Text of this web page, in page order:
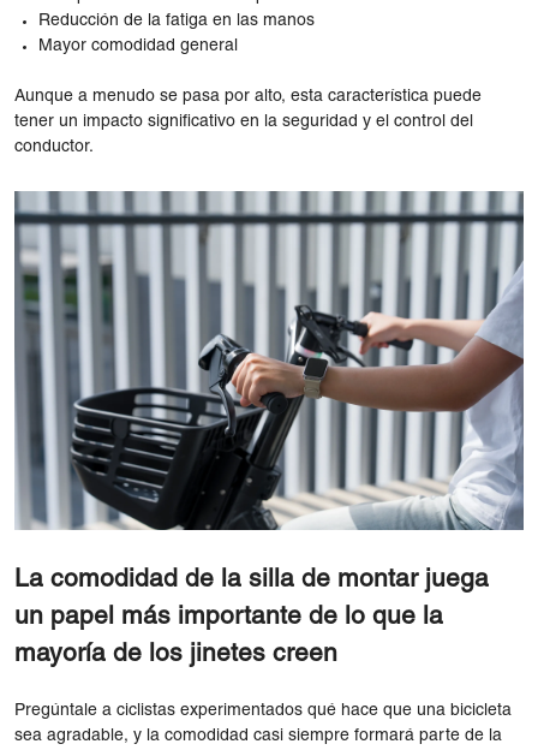
Reducción de la fatiga en las manos
Mayor comodidad general
Aunque a menudo se pasa por alto, esta característica puede
tener un impacto significativo en la seguridad y el control del
conductor.
La comodidad de la silla de montar juega
un papel más importante de lo que la
mayoría de los jinetes creen
Pregúntale a ciclistas experimentados qué hace que una bicicleta
sea agradable, y la comodidad casi siempre formará parte de la